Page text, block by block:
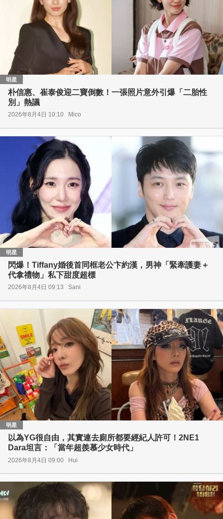
明星
朴信惠、崔泰俊迎二寶倒數！一張照片意外引爆「二胎性
別」熱議
2026年8月4日 10:10 Mico
明星
閃爆！Tiffany婚後首同框老公卞約漢，男神「緊牽護妻＋
代拿禮物」私下甜度超標
2026年8月4日 09:13 Sani
明星
以為YG很自由，其實連去廁所都要經紀人許可！2NE1
Dara坦言：「當年超羨慕少女時代」
2026年8月4日 09:00 Hui